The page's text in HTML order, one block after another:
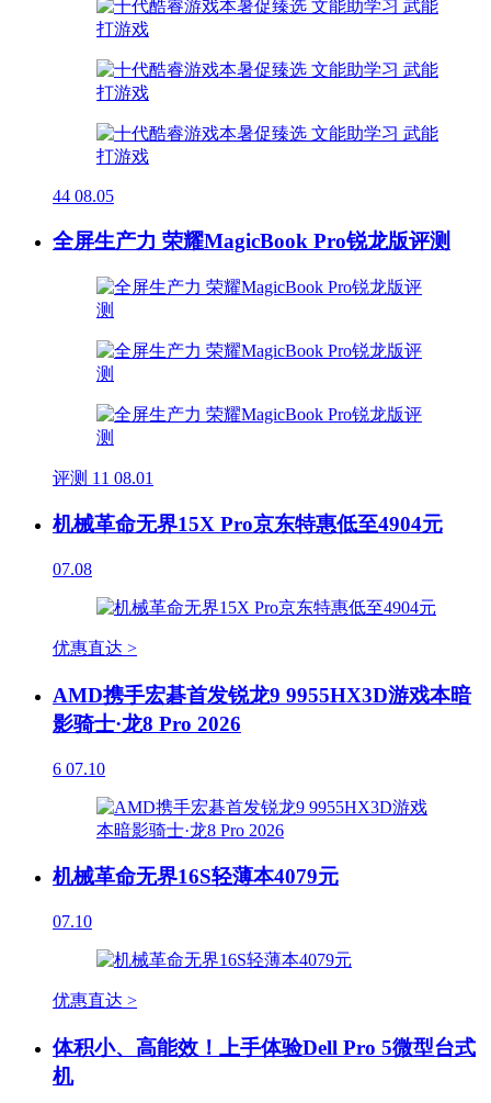
44 08.05
全屏生产力 荣耀MagicBook Pro锐龙版评测
评测 11 08.01
机械革命无界15X Pro京东特惠低至4904元
07.08
优惠直达 >
AMD携手宏碁首发锐龙9 9955HX3D游戏本暗
影骑士·龙8 Pro 2026
6 07.10
机械革命无界16S轻薄本4079元
07.10
优惠直达 >
体积小、高能效！上手体验Dell Pro 5微型台式
机